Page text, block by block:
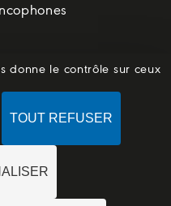
donne le contrôle sur ceux
TOUT REFUSER